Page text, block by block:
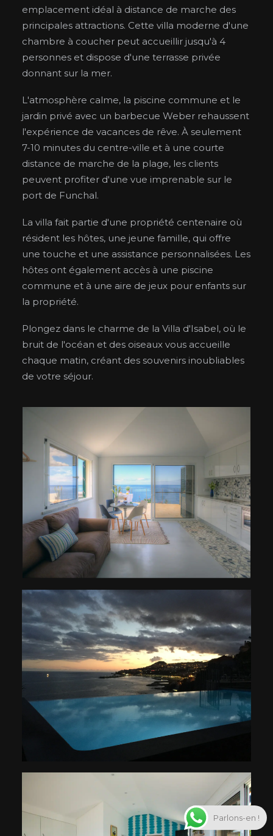
emplacement idéal à distance de marche des
principales attractions. Cette villa moderne d'une
chambre à coucher peut accueillir jusqu'à 4
personnes et dispose d'une terrasse privée
donnant sur la mer.
L'atmosphère calme, la piscine commune et le
jardin privé avec un barbecue Weber rehaussent
l'expérience de vacances de rêve. À seulement
7-10 minutes du centre-ville et à une courte
distance de marche de la plage, les clients
peuvent profiter d'une vue imprenable sur le
port de Funchal.
La villa fait partie d'une propriété centenaire où
résident les hôtes, une jeune famille, qui offre
une touche et une assistance personnalisées. Les
hôtes ont également accès à une piscine
commune et à une aire de jeux pour enfants sur
la propriété.
Plongez dans le charme de la Villa d'Isabel, où le
bruit de l'océan et des oiseaux vous accueille
chaque matin, créant des souvenirs inoubliables
de votre séjour.
Parlons-en !